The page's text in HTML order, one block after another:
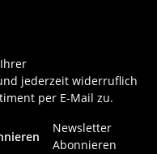
jederzeit widerruflich
per E-Mail zu.
Newsletter
Abonnieren